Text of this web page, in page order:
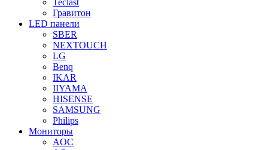
Teclast
Гравитон
LED панели
SBER
NEXTOUCH
LG
Benq
IKAR
IIYAMA
HISENSE
SAMSUNG
Philips
Мониторы
AOC